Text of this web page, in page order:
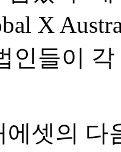
X
인들이
에셋의 다